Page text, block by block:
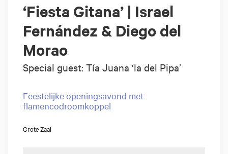
‘Fiesta Gitana’ | Israel
Fernández & Diego del
Morao
Special guest: Tía Juana ‘la del Pipa’
Feestelijke openingsavond met
flamencodroomkoppel
Grote Zaal